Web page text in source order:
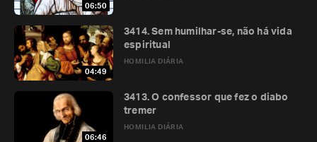
06:50
04:49
HOMILIA DIÁRIA
3414. Sem humilhar-se, não há vida
espiritual
06:46
HOMILIA DIÁRIA
3413. O confessor que fez o diabo
tremer